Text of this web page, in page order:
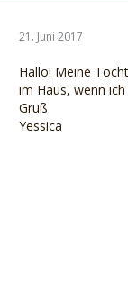
21. Juni 2017
Hallo! Meine
im Haus, wenn
Gruß
Yessica